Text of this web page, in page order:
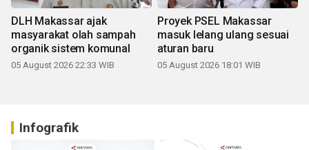
DLH Makassar ajak
masyarakat olah sampah
organik sistem komunal
05 August 2026 22:33 WIB
Proyek PSEL Makassar
masuk lelang ulang sesuai
aturan baru
05 August 2026 18:01 WIB
Infografik